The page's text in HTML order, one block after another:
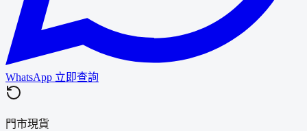
WhatsApp 立即查詢
門市現貨